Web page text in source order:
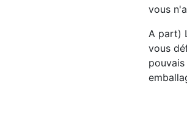
vous
A part)
vous